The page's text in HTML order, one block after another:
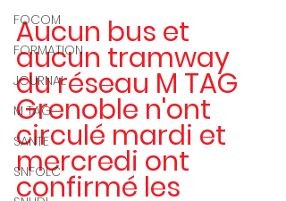
FOCOM
FORMATION
JOURNAL
M TAG
SANTE
SNFOLC
Aucun bus et
aucun tramway
du réseau M TAG
Grenoble n'ont
circulé mardi et
mercredi ont
confirmé les